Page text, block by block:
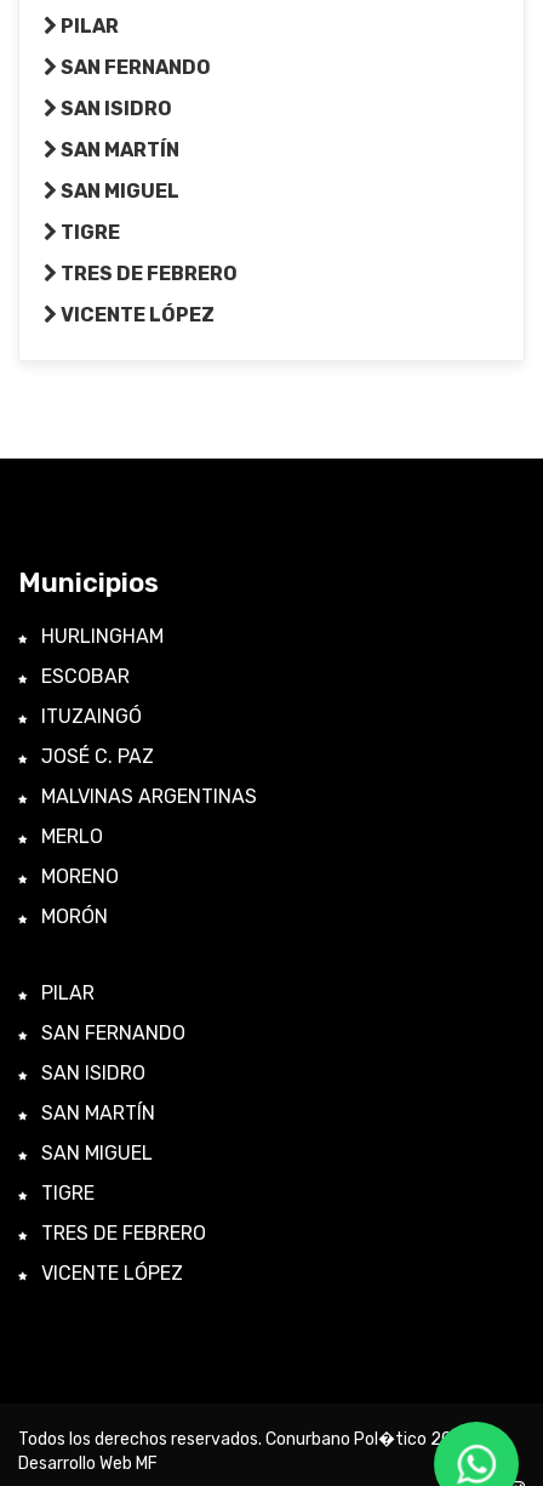
PILAR
SAN FERNANDO
SAN ISIDRO
SAN MARTÍN
SAN MIGUEL
TIGRE
TRES DE FEBRERO
VICENTE LÓPEZ
Municipios
HURLINGHAM
ESCOBAR
ITUZAINGÓ
JOSÉ C. PAZ
MALVINAS ARGENTINAS
MERLO
MORENO
MORÓN
PILAR
SAN FERNANDO
SAN ISIDRO
SAN MARTÍN
SAN MIGUEL
TIGRE
TRES DE FEBRERO
VICENTE LÓPEZ
Todos los derechos reservados. Conurbano Pol�tico 2026 -
Desarrollo Web MF